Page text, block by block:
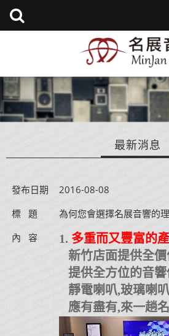
最新消息
發布日期
2016-08-08
標   題
為何您會選擇名展音響的
內   容
1. 多重而又豐富的
新竹店面提供全價
提供全方位的音響
靜電喇叭,玻璃喇叭
應有盡有,來一趟